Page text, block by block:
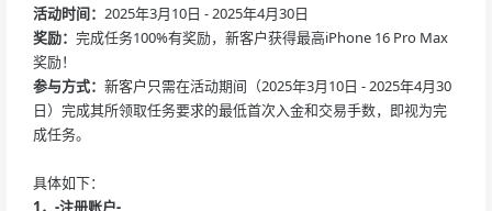
活动时间： 2025年3月10日 - 2025年4月30日
奖励： 完成任务100%有奖励，新客户获得最高iPhone 16 Pro Max
奖励！
参与方式： 新客户只需在活动期间（2025年3月10日 - 2025年4月30
日）完成其所领取任务要求的最低首次入金和交易手数，即视为完
成任务。
具体如下：
1，-注册账户-